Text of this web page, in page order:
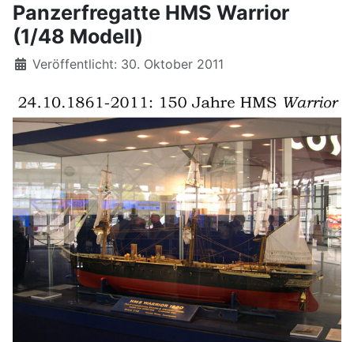
Panzerfregatte HMS Warrior
(1/48 Modell)
Details
Veröffentlicht: 30. Oktober 2011